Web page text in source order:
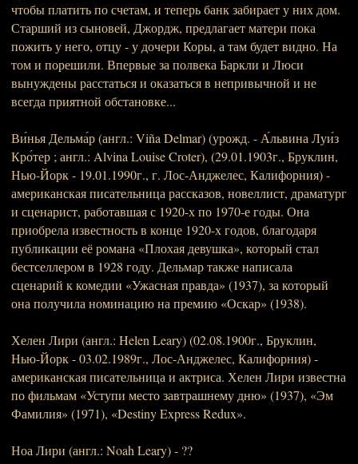
чтобы платить по счетам, и теперь банк забирает у них дом.
Старший из сыновей, Джордж, предлагает матери пока
пожить у него, отцу - у дочери Коры, а там будет видно. На
том и порешили. Впервые за полвека Баркли и Люси
вынуждены расстаться и оказаться в непривычной и не
всегда приятной обстановке...
Ви́нья Дельма́р (англ.: Viña Delmar) (урожд. - А́львина Луи́з
Кро́тер ; англ.: Alvina Louise Croter), (29.01.1903г., Бруклин,
Нью-Йорк - 19.01.1990г., г. Лос-Анджелес, Калифорния) -
американская писательница рассказов, новеллист, драматург
и сценарист, работавшая с 1920-х по 1970-е годы. Она
приобрела известность в конце 1920-х годов, благодаря
публикации её романа «Плохая девушка», который стал
бестселлером в 1928 году. Дельмар также написала
сценарий к комедии «Ужасная правда» (1937), за который
она получила номинацию на премию «Оскар» (1938).
Хелен Лири (англ.: Helen Leary) (02.08.1900г., Бруклин,
Нью-Йорк - 03.02.1989г., Лос-Анджелес, Калифорния) -
американская писательница и актриса. Хелен Лири известна
по фильмам «Уступи место завтрашнему дню» (1937), «Эм
Фамилия» (1971), «Destiny Express Redux».
Ноа Лири (англ.: Noah Leary) - ??